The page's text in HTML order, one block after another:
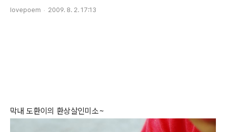
lovepoem 2009. 8. 2. 17:13
막내 도환이의 환상살인미소~